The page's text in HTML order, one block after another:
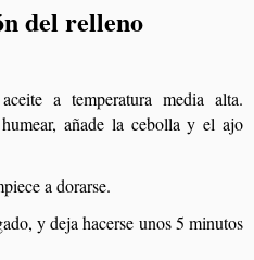
del relleno
a temperatura media alta.
añade la cebolla y el ajo
a dorarse.
y deja hacerse unos 5 minutos